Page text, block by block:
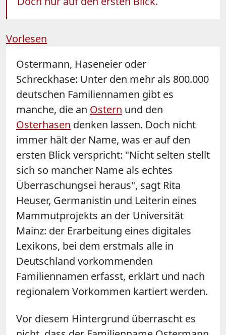
Vorlesen
Ostermann, Haseneier oder
Schreckhase: Unter den mehr als 800.000
deutschen Familiennamen gibt es
manche, die an Ostern und den
Osterhasen denken lassen. Doch nicht
immer hält der Name, was er auf den
ersten Blick verspricht: "Nicht selten stellt
sich so mancher Name als echtes
Überraschungsei heraus", sagt Rita
Heuser, Germanistin und Leiterin eines
Mammutprojekts an der Universität
Mainz: der Erarbeitung eines digitales
Lexikons, bei dem erstmals alle in
Deutschland vorkommenden
Familiennamen erfasst, erklärt und nach
regionalem Vorkommen kartiert werden.
Vor diesem Hintergrund überrascht es